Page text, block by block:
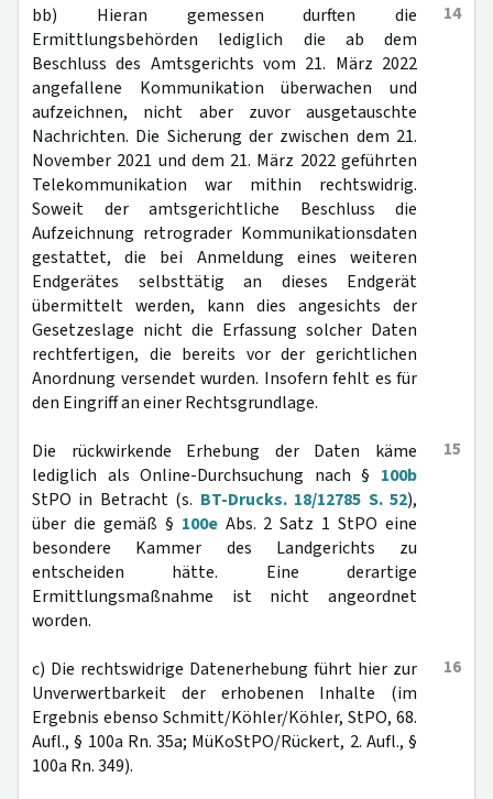
14
bb) Hieran gemessen durften die
Ermittlungsbehörden lediglich die ab dem
Beschluss des Amtsgerichts vom 21. März 2022
angefallene Kommunikation überwachen und
aufzeichnen, nicht aber zuvor ausgetauschte
Nachrichten. Die Sicherung der zwischen dem 21.
November 2021 und dem 21. März 2022 geführten
Telekommunikation war mithin rechtswidrig.
Soweit der amtsgerichtliche Beschluss die
Aufzeichnung retrograder Kommunikationsdaten
gestattet, die bei Anmeldung eines weiteren
Endgerätes selbsttätig an dieses Endgerät
übermittelt werden, kann dies angesichts der
Gesetzeslage nicht die Erfassung solcher Daten
rechtfertigen, die bereits vor der gerichtlichen
Anordnung versendet wurden. Insofern fehlt es für
den Eingriff an einer Rechtsgrundlage.
15
Die rückwirkende Erhebung der Daten käme
lediglich als Online-Durchsuchung nach § 100b
StPO in Betracht (s. BT-Drucks. 18/12785 S. 52),
über die gemäß § 100eAbs. 2 Satz 1 StPO eine
besondere Kammer des Landgerichts zu
entscheiden hätte. Eine derartige
Ermittlungsmaßnahme ist nicht angeordnet
worden.
16
c) Die rechtswidrige Datenerhebung führt hier zur
Unverwertbarkeit der erhobenen Inhalte (im
Ergebnis ebenso Schmitt/Köhler/Köhler, StPO, 68.
Aufl., § 100a Rn. 35a; MüKoStPO/Rückert, 2. Aufl., §
100a Rn. 349).